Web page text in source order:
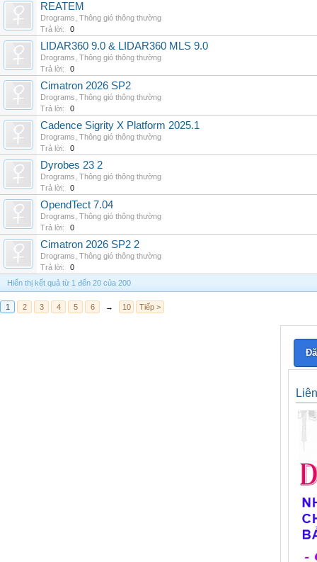
REATEM
Drograms Thông gió thông thường
Trả lời:
0
LIDAR360 9.0 & LIDAR360 MLS 9.0
Drograms Thông gió thông thường
Trả lời:
0
Cimatron 2026 SP2
Drograms Thông gió thông thường
Trả lời:
0
Cadence Sigrity X Platform 2025.1
Drograms Thông gió thông thường
Trả lời:
0
Dyrobes 23 2
Drograms Thông gió thông thường
Trả lời:
0
OpendTect 7.04
Drograms Thông gió thông thường
Trả lời:
0
Cimatron 2026 SP2 2
Drograms Thông gió thông thường
Trả lời:
0
Hiển thị kết quả từ 1 đến 20 của 200
1 2 3 4 5 6 → 10 Tiếp >